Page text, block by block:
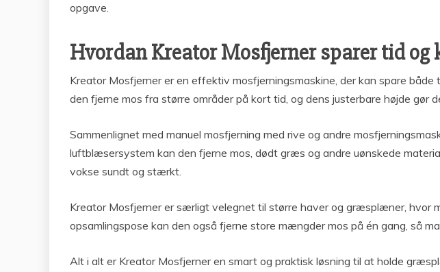
opgave.
Hvordan Kreator Mosfjerner sparer tid
Kreator Mosfjerner er en effektiv mosfjerningsmaskine, der kan spare
den fjerne mos fra større områder på kort tid, og dens justerbare højde
Sammenlignet med manuel mosfjerning med rive og andre
luftblæsersystem kan den fjerne mos, dødt græs og andre uønskede
vokse sundt og stærkt.
Kreator Mosfjerner er særligt velegnet til større haver og græsplæner,
opsamlingspose kan den også fjerne store mængder mos på én gang, så
Alt i alt er Kreator Mosfjerner en smart og praktisk løsning til at holde